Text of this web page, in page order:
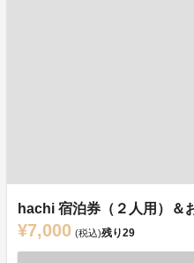
hachi 宿泊券（２人用）＆
¥7,000 (税込)残り29